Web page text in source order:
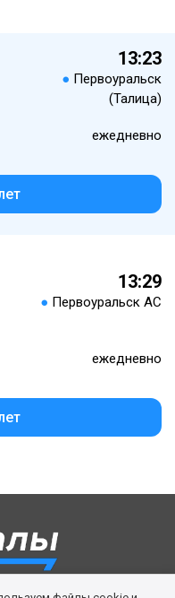
13:23
● Первоуральск
(Талица)
ежедневно
13:29
● Первоуральск АС
ежедневно